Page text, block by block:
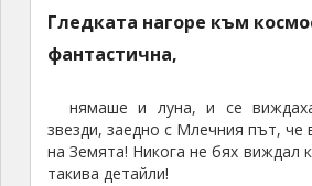
Гледката нагоре към
фантастична,
нямаше и луна, и се
звезди, заедно с Млечния път, че
на Земята! Никога не бях виждал
такива детайли!